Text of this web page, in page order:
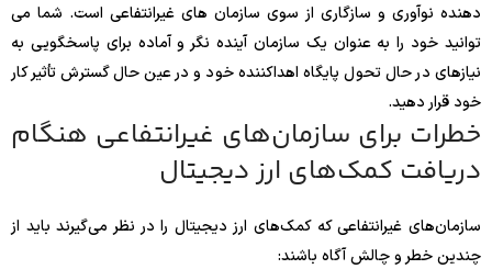
دهنده نوآوری و سازگاری از سوی سازمان های غیرانتفاعی است. شما می
توانید خود را به عنوان یک سازمان آینده نگر و آماده برای پاسخگویی به
نیازهای در حال تحول پایگاه اهداکننده خود و در عین حال گسترش تأثیر کار
خود قرار دهید.
خطرات برای سازمان‌های غیرانتفاعی هنگام
دریافت کمک‌های ارز دیجیتال
سازمان‌های غیرانتفاعی که کمک‌های ارز دیجیتال را در نظر می‌گیرند باید از
چندین خطر و چالش آگاه باشند: